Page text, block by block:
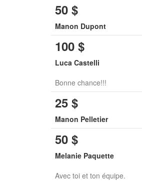
50 $
Manon Dupont
100 $
Luca Castelli
Bonne chance!!!
25 $
Manon Pelletier
50 $
Melanie Paquette
Avec toi et ton équipe.